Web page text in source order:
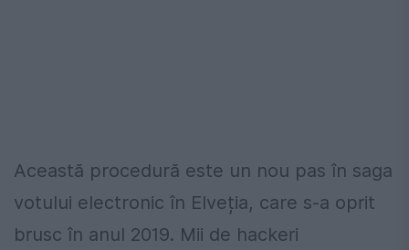
Această procedură este un nou pas în saga
votului electronic în Elveția, care s-a oprit
brusc în anul 2019. Mii de hackeri